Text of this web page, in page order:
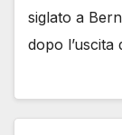
siglato a
dopo l’uscita